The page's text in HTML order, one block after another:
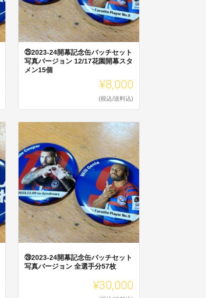
㉕2023-24開幕記念缶バッチセット
写真バージョン 12/17花園開幕スタ
メン15個
¥8,000
(税込/送料込)
㉙2023-24開幕記念缶バッチセット
写真バージョン 全選手分57枚
¥30,000